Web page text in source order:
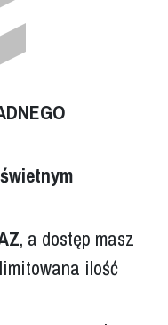
świetnym
, a dostęp masz
ilość